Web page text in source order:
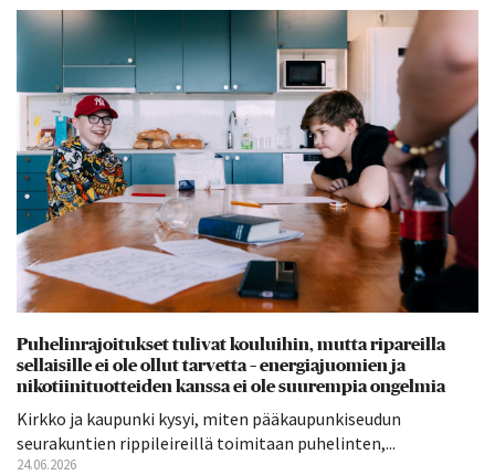
Puhelinrajoitukset tulivat kouluihin, mutta ripareilla
sellaisille ei ole ollut tarvetta – energiajuomien ja
nikotiinituotteiden kanssa ei ole suurempia ongelmia
Kirkko ja kaupunki kysyi, miten pääkaupunkiseudun
seurakuntien rippileireillä toimitaan puhelinten,...
24.06.2026